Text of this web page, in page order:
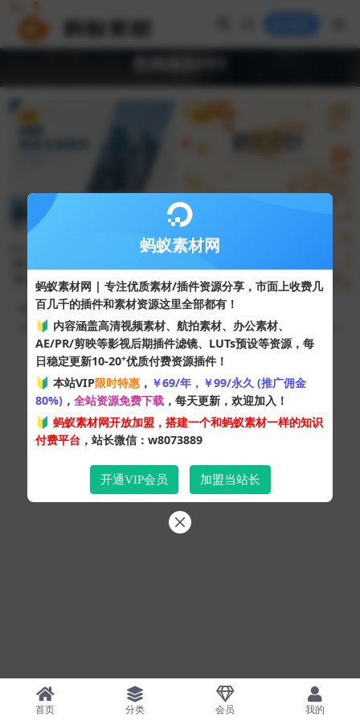
蓝色写字楼建筑背景商务总结
报告PPT模板
355 10
精美枫叶背景“秋天你好”创意
商务汇报PPT模板
24
Copyright © 2024蚂蚁素材网- 版权所有 All rights reserved.
粤ICP备19095528号
XML网站地图HTML网站地图 百度地图
SQL：48
Pages：0.34168s
首页 分类 会员 我的
蚂蚁素材网
蚂蚁素材网 | 专注优质素材/插件资源分享，市面上收费几
百几千的插件和素材资源这里全部都有！
🔰 内容涵盖高清视频素材、航拍素材、办公素材、
AE/PR/剪映等影视后期插件滤镜、LUTs预设等资源，每
日稳定更新10-20+优质付费资源插件！
🔰 本站VIP限时特惠 ， ￥69/年，￥99/永久 (推广佣金
80%) ， 全站资源免费下载 ，每天更新，欢迎加入！
🔰 蚂蚁素材网开放加盟，搭建一个和蚂蚁素材一样的知识
付费平台 ，站长微信：w8073889
开通VIP会员 加盟当站长